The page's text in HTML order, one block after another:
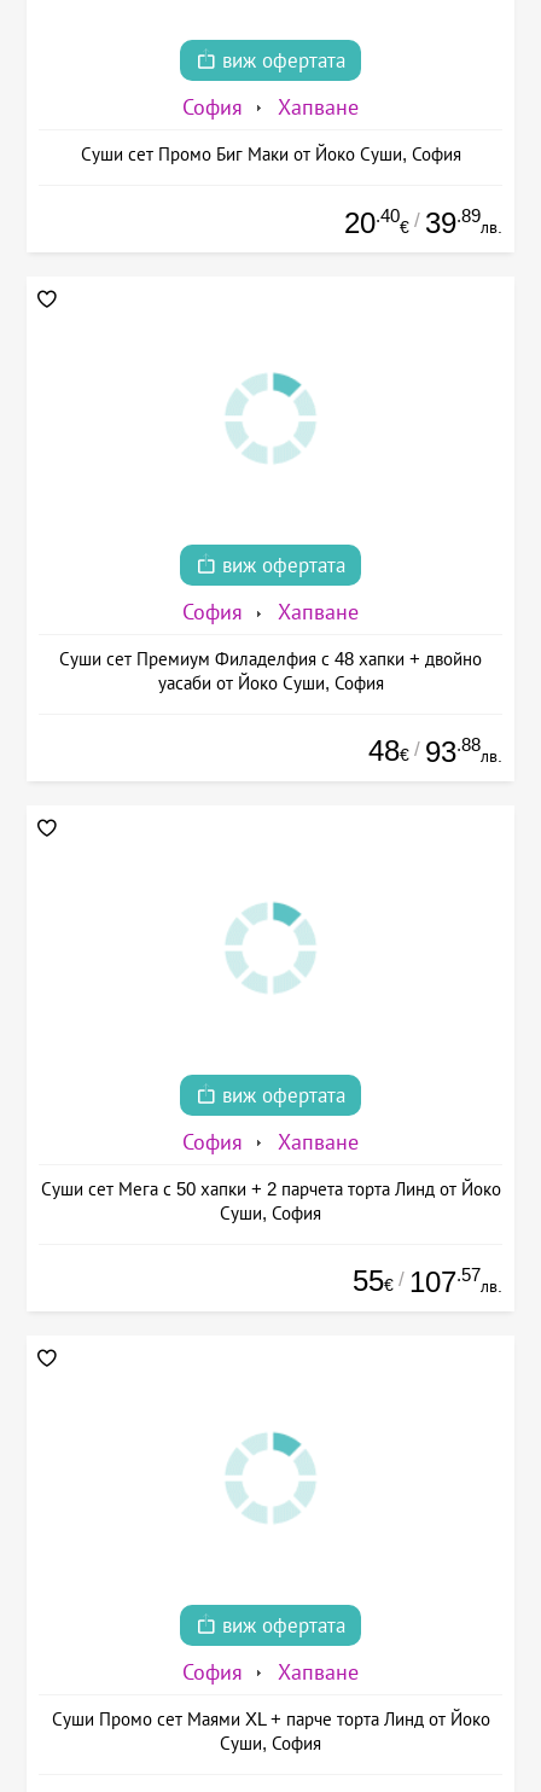
виж офертата
София Хапване
Суши сет Промо Биг Маки от Йоко Суши, София
20.40
€ / 39.89
лв.
виж офертата
София Хапване
Суши сет Премиум Филаделфия с 48 хапки + двойно
уасаби от Йоко Суши, София
48€ / 93.88
лв.
виж офертата
София Хапване
Суши сет Мега с 50 хапки + 2 парчета торта Линд от Йоко
Суши, София
55€ / 107.57
лв.
виж офертата
София Хапване
Суши Промо сет Маями XL + парче торта Линд от Йоко
Суши, София